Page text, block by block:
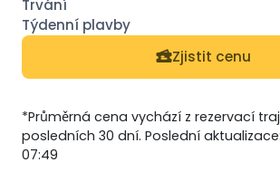
Zjistit cenu
*Průměrná cena vychází z rezervací
posledních 30 dní. Poslední
07:49